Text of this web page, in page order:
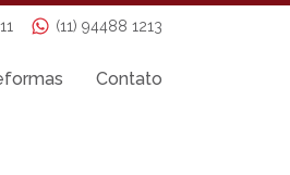
(11) 94488 1213
Contato